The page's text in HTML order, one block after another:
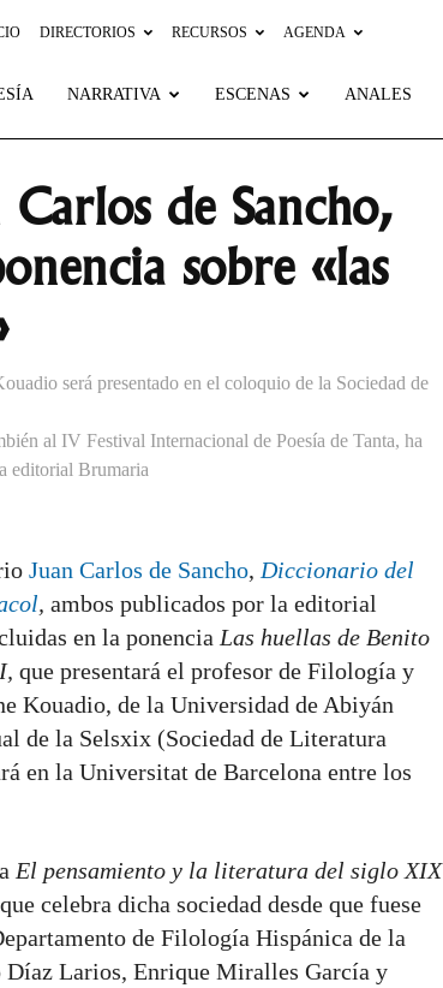
DIRECTORIOS RECURSOS AGENDA
NARRATIVA ESCENAS ANALES
de Sancho,
sobre «las
será presentado en el coloquio de la Sociedad de
al IV Festival Internacional de Poesía de Tanta, ha
editorial Brumaria
Juan Carlos de Sancho, Diccionario del
, ambos publicados por la editorial
en la ponencia Las huellas de Benito
que presentará el profesor de Filología y
Kouadio, de la Universidad de Abiyán
de la Selsxix (Sociedad de Literatura
en la Universitat de Barcelona entre los
El pensamiento y la literatura del siglo XIX
celebra dicha sociedad desde que fuese
de Filología Hispánica de la
Larios, Enrique Miralles García y